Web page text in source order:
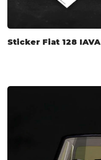
Sticker Fiat 128 IAVA